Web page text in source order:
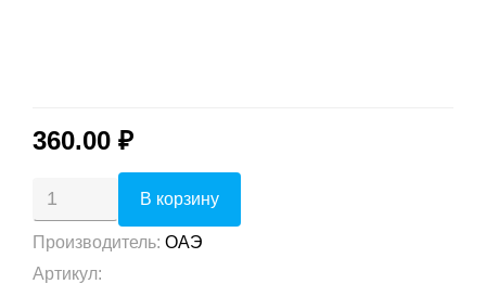
360.00 ₽
Производитель: ОАЭ
Артикул: